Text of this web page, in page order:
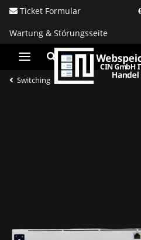
Ticket Formular
Wartung & Störungsseite
Switching